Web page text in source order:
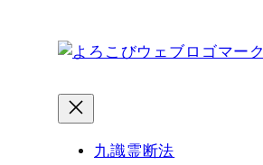
九識霊断法